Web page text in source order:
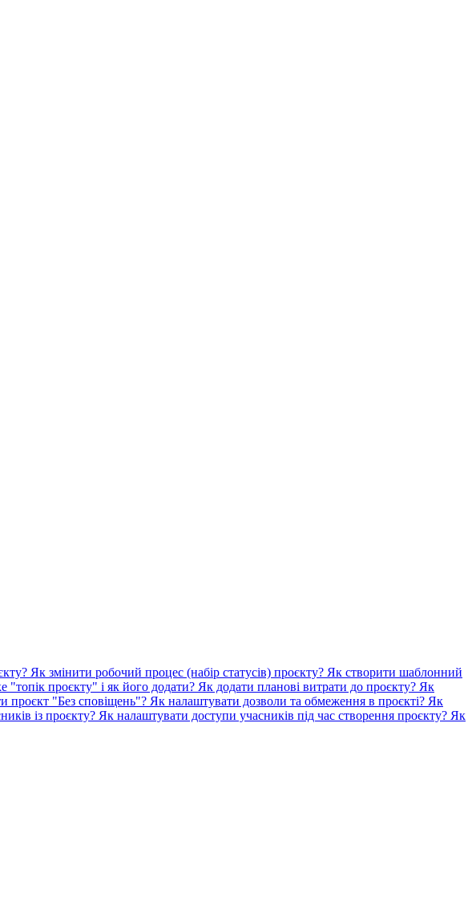
Як змінити робочий процес (набір статусів) проєкту? Як створити шаблонний
"топік проєкту" і як його додати? Як додати планові витрати до проєкту? Як
проєкт "Без сповіщень"? Як налаштувати дозволи та обмеження в проєкті? Як
із проєкту? Як налаштувати доступи учасників під час створення проєкту? Як